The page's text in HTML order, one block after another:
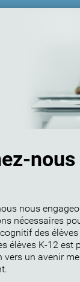
nous
nécessaires
des
élèves K-12 est
vers un avenir